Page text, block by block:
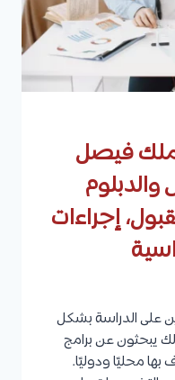
فيصل
إجراءات
على الدراسة بشكل
يبحثون عن برامج
محليًا ودوليًا.